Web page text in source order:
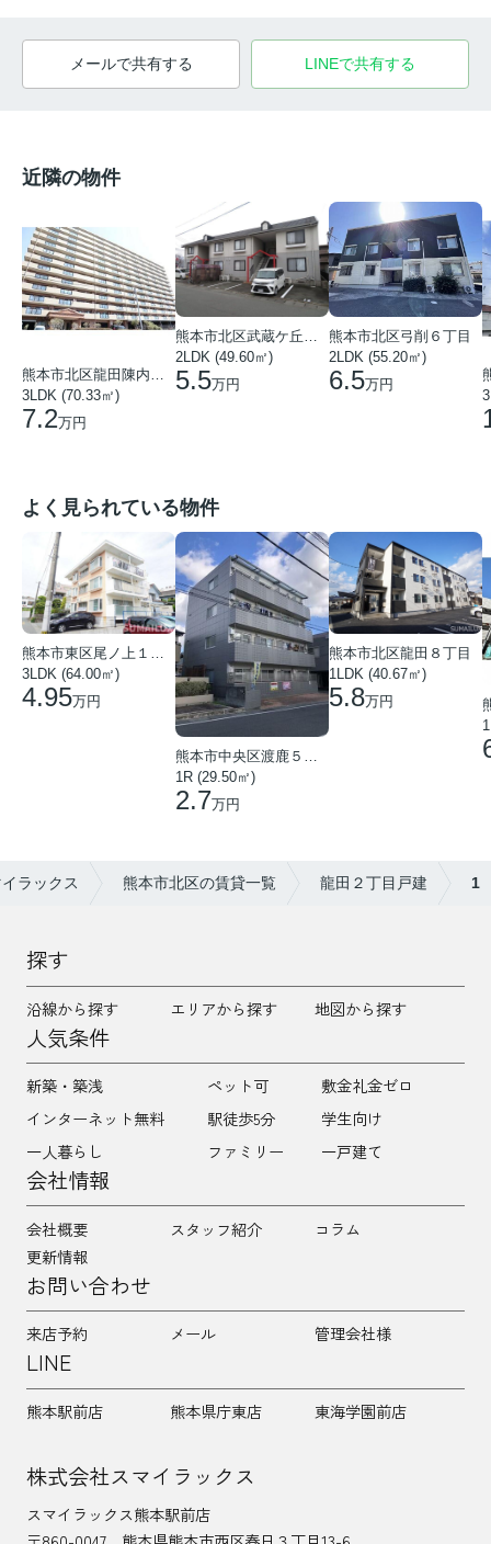
メールで共有する LINEで共有する
近隣の物件
3LDK (70.33㎡)
7.2万円
2LDK (49.60㎡)
5.5万円
熊本市北区弓削６丁目
2LDK (55.20㎡)
6.5万円
よく見られている物件
3LDK (64.00㎡)
4.95万円
熊本市中央区渡鹿５丁目
1R (29.50㎡)
2.7万円
熊本市北区龍田８丁目
1LDK (40.67㎡)
5.8万円
ラックス 熊本市北区の賃貸一覧 龍田２丁目戸建 1
探す
沿線から探す エリアから探す 地図から探す
人気条件
新築・築浅 ペット可
敷金礼金ゼロ
インターネット無料
駅徒歩5分
学生向け
一人暮らし
ファミリー 一戸建て
会社情報
会社概要 スタッフ紹介
コラム
更新情報
お問い合わせ
来店予約 メール 管理会社様
LINE
熊本駅前店 熊本県庁東店 東海学園前店
株式会社スマイラックス
スマイラックス熊本駅前店